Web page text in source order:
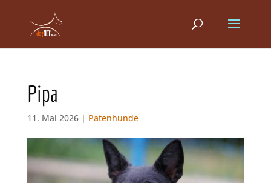
Pipa
11. Mai 2026 | Patenhunde